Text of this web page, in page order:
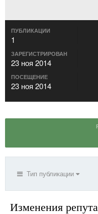
ПУБЛИКАЦИИ
1
ЗАРЕГИСТРИРОВАН
23 ноя 2014
ПОСЕЩЕНИЕ
23 ноя 2014
Тип публикации
Изменения